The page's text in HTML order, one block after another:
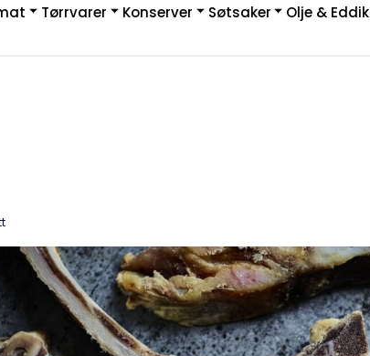
Tørrvarer Konserver Søtsaker Olje & Eddik